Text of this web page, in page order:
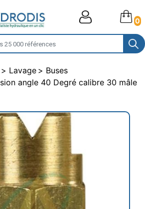
0
Lavage
Buses
angle 40 Degré calibre 30 mâle